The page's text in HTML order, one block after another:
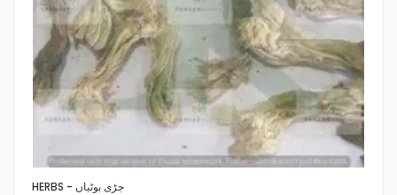
HERBS - جڑی بوٹیاں